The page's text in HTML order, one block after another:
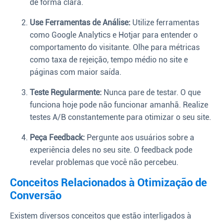
de forma clara.
Use Ferramentas de Análise: Utilize ferramentas
como Google Analytics e Hotjar para entender o
comportamento do visitante. Olhe para métricas
como taxa de rejeição, tempo médio no site e
páginas com maior saída.
Teste Regularmente: Nunca pare de testar. O que
funciona hoje pode não funcionar amanhã. Realize
testes A/B constantemente para otimizar o seu site.
Peça Feedback: Pergunte aos usuários sobre a
experiência deles no seu site. O feedback pode
revelar problemas que você não percebeu.
Conceitos Relacionados à Otimização de
Conversão
Existem diversos conceitos que estão interligados à